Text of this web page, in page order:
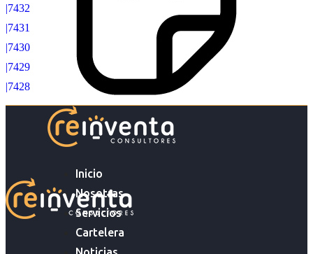
Inicio
Nosotras
Servicios
Cartelera
|7432
|7431
|7430
|7429
|7428